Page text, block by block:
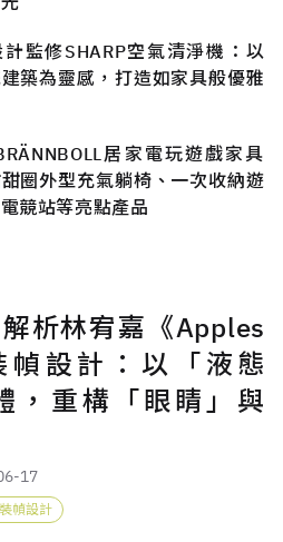
計監修SHARP空氣清淨機：以
築為靈感，打造如家具般優雅
居家電玩遊戲家具
圈外型充氣躺椅、一次收納遊
競站等亮點產品
析林宥嘉《Apples
幀設計：以「液態
，重構「眼睛」與
17
裝幀設計